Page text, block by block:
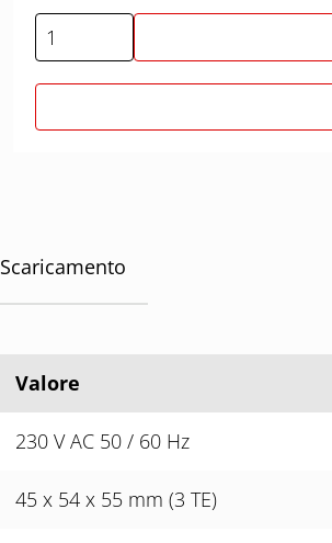
Scaricamento
Valore
230 V AC 50 / 60 Hz
45 x 54 x 55 mm (3 TE)